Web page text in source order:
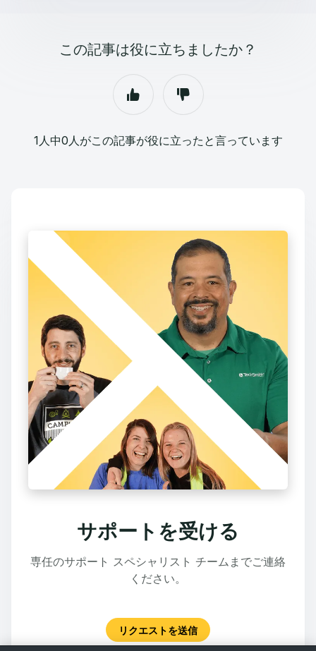
この記事は役に立ちましたか？
1人中0人がこの記事が役に立ったと言っています
サポートを受ける
専任のサポート スペシャリスト チームまでご連絡
ください。
リクエストを送信